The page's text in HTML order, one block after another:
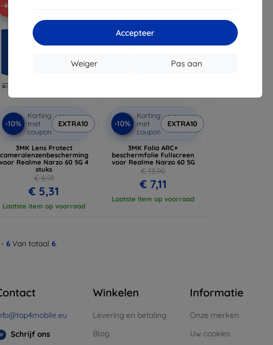
Accepteer
Pas aan
Weiger
-40%
-10%
Korting
met
coupon
EXTRA10
3MK Lens Protect
cameralenzenbescherming
voor Realme Narzo 60 5G 4
stuks
€ 8,91
€ 5,31
Laatste item op voorraad
-10%
Korting
met
coupon
EXTRA10
3MK Folia ARC+
beschermfolie Fullscreen
voor Realme Narzo 60 5G
€ 13,90
€ 7,11
Laatste item op voorraad
- 6 Van totaal 6.
Schrijf ons
Winkelen
Levering en betaling
Blog
Informatie
Onze merken
Uw cookies